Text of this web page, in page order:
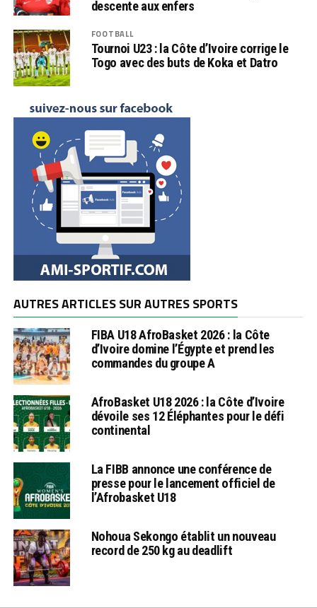
descente aux enfers
FOOTBALL
Tournoi U23 : la Côte d’Ivoire corrige le
Togo avec des buts de Koka et Datro
AUTRES ARTICLES SUR AUTRES SPORTS
FIBA U18 AfroBasket 2026 : la Côte
d’Ivoire domine l’Égypte et prend les
commandes du groupe A
AfroBasket U18 2026 : la Côte d’Ivoire
dévoile ses 12 Éléphantes pour le défi
continental
La FIBB annonce une conférence de
presse pour le lancement officiel de
l’Afrobasket U18
Nohoua Sekongo établit un nouveau
record de 250 kg au deadlift